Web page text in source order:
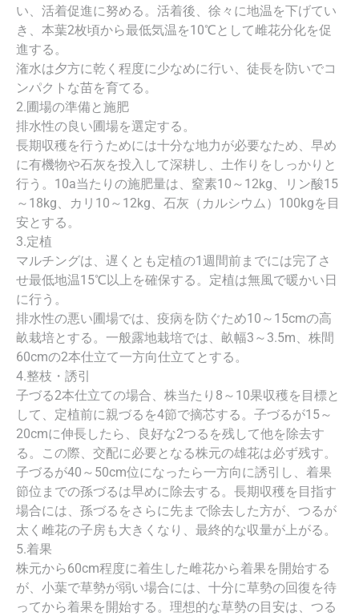
い、活着促進に努める。活着後、徐々に地温を下げてい
き、本葉2枚頃から最低気温を10℃として雌花分化を促
進する。
潅水は夕方に乾く程度に少なめに行い、徒長を防いでコ
ンパクトな苗を育てる。
2.圃場の準備と施肥
排水性の良い圃場を選定する。
長期収穫を行うためには十分な地力が必要なため、早め
に有機物や石灰を投入して深耕し、土作りをしっかりと
行う。10a当たりの施肥量は、窒素10～12kg、リン酸15
～18kg、カリ10～12kg、石灰（カルシウム）100kgを目
安とする。
3.定植
マルチングは、遅くとも定植の1週間前までには完了さ
せ最低地温15℃以上を確保する。定植は無風で暖かい日
に行う。
排水性の悪い圃場では、疫病を防ぐため10～15cmの高
畝栽培とする。一般露地栽培では、畝幅3～3.5m、株間
60cmの2本仕立て一方向仕立てとする。
4.整枝・誘引
子づる2本仕立ての場合、株当たり8～10果収穫を目標と
して、定植前に親づるを4節で摘芯する。子づるが15～
20cmに伸長したら、良好な2つるを残して他を除去す
る。この際、交配に必要となる株元の雄花は必ず残す。
子づるが40～50cm位になったら一方向に誘引し、着果
節位までの孫づるは早めに除去する。長期収穫を目指す
場合には、孫づるをさらに先まで除去した方が、つるが
太く雌花の子房も大きくなり、最終的な収量が上がる。
5.着果
株元から60cm程度に着生した雌花から着果を開始する
が、小葉で草勢が弱い場合には、十分に草勢の回復を待
ってから着果を開始する。理想的な草勢の目安は、つる